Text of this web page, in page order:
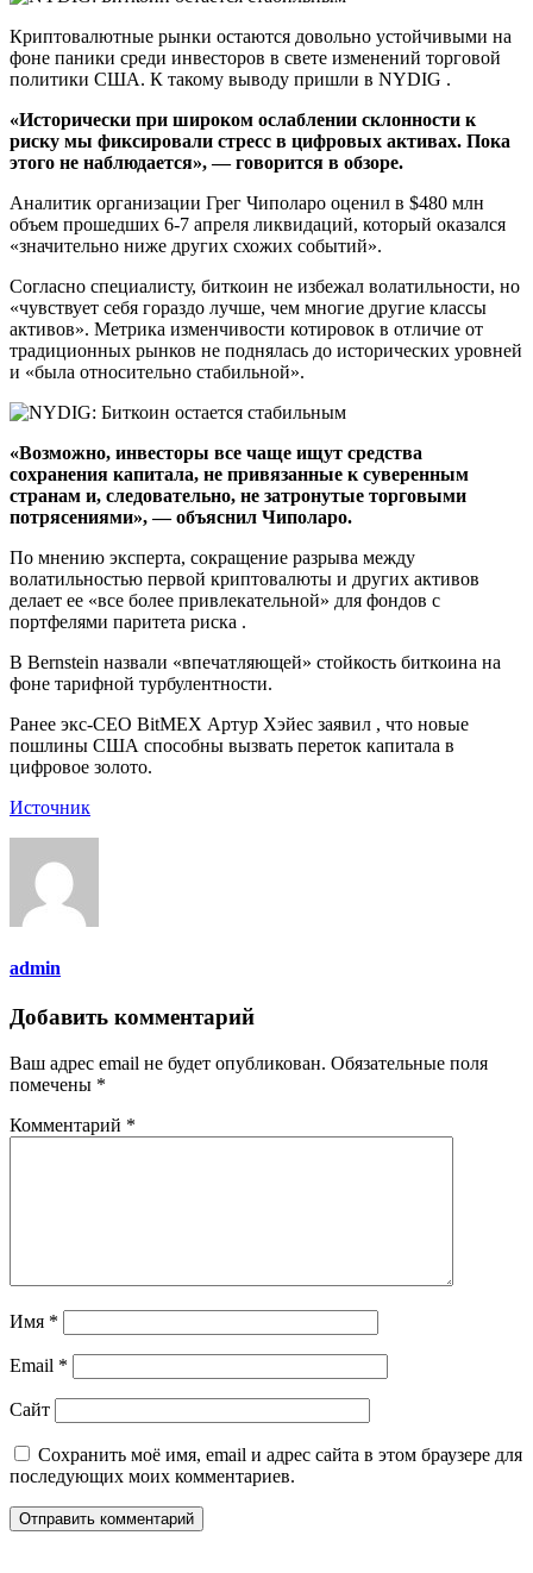
Криптовалютные рынки остаются довольно устойчивыми на
фоне паники среди инвесторов в свете изменений торговой
политики США. К такому выводу пришли в NYDIG .
«Исторически при широком ослаблении склонности к
риску мы фиксировали стресс в цифровых активах. Пока
этого не наблюдается», — говорится в обзоре.
Аналитик организации Грег Чиполаро оценил в $480 млн
объем прошедших 6-7 апреля ликвидаций, который оказался
«значительно ниже других схожих событий».
Согласно специалисту, биткоин не избежал волатильности, но
«чувствует себя гораздо лучше, чем многие другие классы
активов». Метрика изменчивости котировок в отличие от
традиционных рынков не поднялась до исторических уровней
и «была относительно стабильной».
«Возможно, инвесторы все чаще ищут средства
сохранения капитала, не привязанные к суверенным
странам и, следовательно, не затронутые торговыми
потрясениями», — объяснил Чиполаро.
По мнению эксперта, сокращение разрыва между
волатильностью первой криптовалюты и других активов
делает ее «все более привлекательной» для фондов с
портфелями паритета риска .
В Bernstein назвали «впечатляющей» стойкость биткоина на
фоне тарифной турбулентности.
Ранее экс-СЕО BitMEX Артур Хэйес заявил , что новые
пошлины США способны вызвать переток капитала в
цифровое золото.
Источник
admin
Добавить комментарий
Ваш адрес email не будет опубликован. Обязательные поля
помечены *
Комментарий *
Имя *
Email *
Сайт
Сохранить моё имя, email и адрес сайта в этом браузере для
последующих моих комментариев.